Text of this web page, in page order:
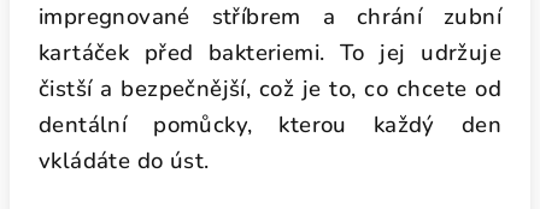
impregnované stříbrem a chrání zubní
kartáček před bakteriemi. To jej udržuje
čistší a bezpečnější, což je to, co chcete od
dentální pomůcky, kterou každý den
vkládáte do úst.